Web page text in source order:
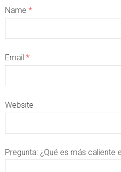
Name *
Email *
Website
Pregunta: ¿Qué es más caliente